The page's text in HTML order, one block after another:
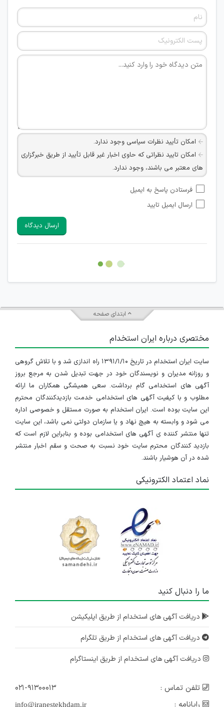
امکان تأیید نظرات سیاسی وجود ندارد.
امکان تایید نظراتی که حاوی اخبار غیر قابل تأیید از طریق خبرگزاری
های معتبر می باشند، وجود ندارد.
شبکه های مجازی ارتباطی می باشند وجود ندارد.
امکان تأیید نظرات کاربرانی که به هر طریقی قصد مأیوس کردن
هرگونه تحریک، تحقیر و کنایه به سایر افراد (مسئول و غیر مسئول)
غیر مجاز می باشد.
امکان هماهنگی برای هرگونه ملاقات حضوری چه به صورت دسته
فرستادن پاسخ به ایمیل
ارسال ایمیل تایید
ارسال دیدگاه
ابتدای صفحه
مختصری درباره ایران استخدام
سایت ایران استخدام در تاریخ ۱۳۹۱/۱/۱۰ راه اندازی شد و با تلاش گروهی
و روزانه مدیران و نویسندگان خود در جهت تبدیل شدن به مرجع بروز
آگهی های استخدامی گام برداشت. سعی همیشگی همکاران ما ارائه
مطلوب و با کیفیت آگهی های استخدامی خدمت بازدیدکنندگان محترم
این سایت بوده است. ایران استخدام به صورت مستقل و خصوصی اداره
می شود و وابسته به هیچ نهاد و یا سازمان دولتی نمی باشد، این سایت
تنها منتشر کننده ی آگهی های استخدامی بوده و بنابراین لازم است که
بازدید کنندگان محترم سایت خود نسبت به صحت و سقم اخبار منتشر
شده در آن هوشیار باشند.
نماد اعتماد الکترونیکی
ما را دنبال کنید
دریافت آگهی های استخدام از طریق اپلیکیشن
دریافت آگهی های استخدام از طریق تلگرام
دریافت آگهی های استخدام از طریق اینستاگرام
تلفن تماس :
۰۲۱-۹۱۳۰۰۰۱۳
رایانامه :
info@iranestekhdam.ir